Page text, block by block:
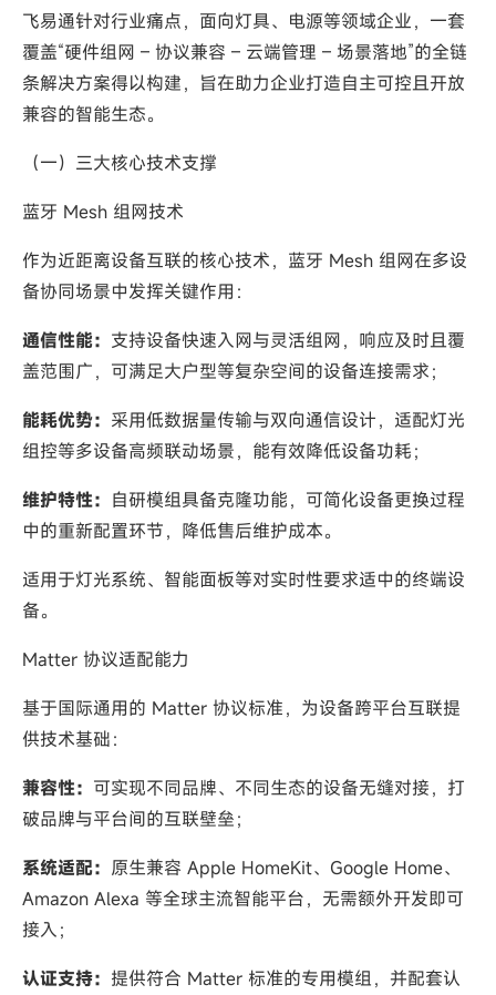
飞易通针对行业痛点，面向灯具、电源等领域企业，一套
覆盖“硬件组网 – 协议兼容 – 云端管理 – 场景落地”的全链
条解决方案得以构建，旨在助力企业打造自主可控且开放
兼容的智能生态。
（一）三大核心技术支撑
蓝牙 Mesh 组网技术
作为近距离设备互联的核心技术，蓝牙 Mesh 组网在多设
备协同场景中发挥关键作用：
通信性能： 支持设备快速入网与灵活组网，响应及时且覆
盖范围广，可满足大户型等复杂空间的设备连接需求；
能耗优势： 采用低数据量传输与双向通信设计，适配灯光
组控等多设备高频联动场景，能有效降低设备功耗；
维护特性： 自研模组具备克隆功能，可简化设备更换过程
中的重新配置环节，降低售后维护成本。
适用于灯光系统、智能面板等对实时性要求适中的终端设
备。
Matter 协议适配能力
基于国际通用的 Matter 协议标准，为设备跨平台互联提
供技术基础：
兼容性： 可实现不同品牌、不同生态的设备无缝对接，打
破品牌与平台间的互联壁垒；
系统适配： 原生兼容 Apple HomeKit、Google Home、
Amazon Alexa 等全球主流智能平台，无需额外开发即可
接入；
认证支持： 提供符合 Matter 标准的专用模组，并配套认